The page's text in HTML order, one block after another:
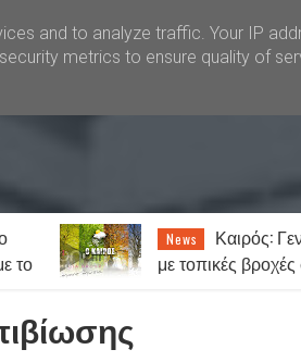
-
News
«Θερίζει»
Στοιχεία σοκ:
and to analyze traffic. Your IP
metrics to ensure quality of